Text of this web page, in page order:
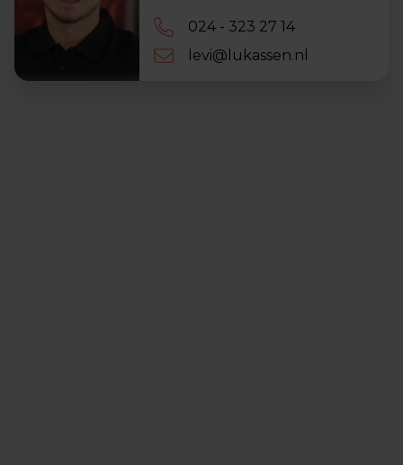
024 - 323 27 14
levi@lukassen.nl